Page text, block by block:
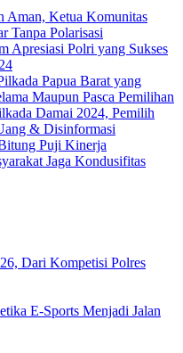
Aman, Ketua Komunitas
Tanpa Polarisasi
Apresiasi Polri yang Sukses
Papua Barat yang
Maupun Pasca Pemilihan
Damai 2024, Pemilih
& Disinformasi
Puji Kinerja
Jaga Kondusifitas
Dari Kompetisi Polres
E-Sports Menjadi Jalan